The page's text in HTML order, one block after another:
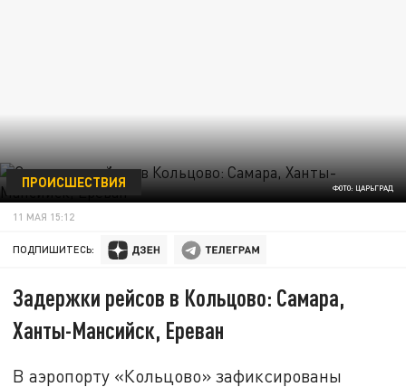
ФОТО: ЦАРЬГРАД
ПРОИСШЕСТВИЯ
11 МАЯ 15:12
ПОДПИШИТЕСЬ:
Задержки рейсов в Кольцово: Самара,
Ханты-Мансийск, Ереван
В аэропорту «Кольцово» зафиксированы